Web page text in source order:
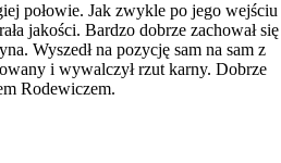
połowie. Jak zwykle po jego wejściu
jakości. Bardzo dobrze zachował się
Wyszedł na pozycję sam na sam z
i wywalczył rzut karny. Dobrze
Rodewiczem.